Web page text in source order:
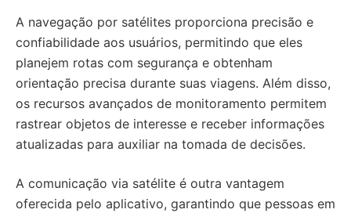
A navegação por satélites proporciona precisão e
confiabilidade aos usuários, permitindo que eles
planejem rotas com segurança e obtenham
orientação precisa durante suas viagens. Além disso,
os recursos avançados de monitoramento permitem
rastrear objetos de interesse e receber informações
atualizadas para auxiliar na tomada de decisões.
A comunicação via satélite é outra vantagem
oferecida pelo aplicativo, garantindo que pessoas em